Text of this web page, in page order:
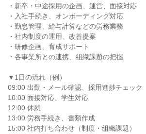
・新卒・中途採用の企画、運営、面接対応
・入社手続き、オンボーディング対応
・勤怠管理、給与計算などの労務業務
・社内制度の運用、改善提案
・研修企画、育成サポート
・各事業所との連携、組織課題の把握
▼1日の流れ（例）
09:00 出勤・メール確認、採用進捗チェック
10:00 面接対応、学生対応
12:00 休憩
13:00 労務手続き、書類作成
15:00 社内打ち合わせ（制度・組織課題）